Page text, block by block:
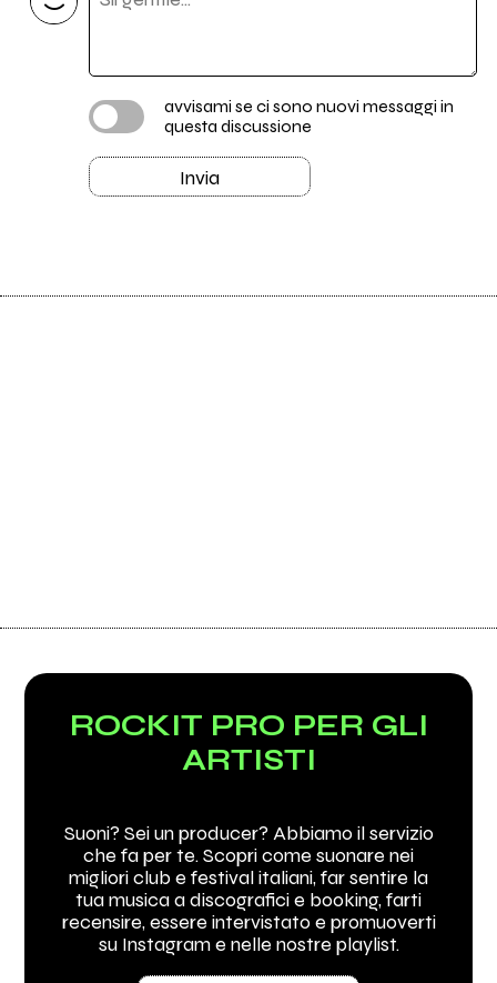
avvisami se ci sono nuovi messaggi in
questa discussione
Invia
ROCKIT PRO PER GLI
ARTISTI
Suoni? Sei un producer? Abbiamo il servizio
che fa per te. Scopri come suonare nei
migliori club e festival italiani, far sentire la
tua musica a discografici e booking, farti
recensire, essere intervistato e promuoverti
su Instagram e nelle nostre playlist.